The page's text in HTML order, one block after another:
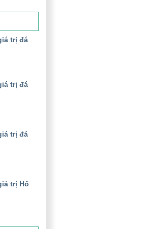
trị đá
trị đá
trị đá
trị Hổ